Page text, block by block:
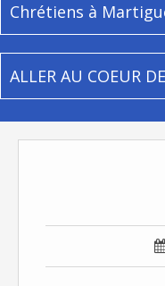
Chrétiens à
ALLER AU COEUR